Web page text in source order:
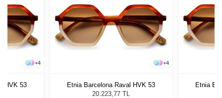
+4
HVK 53
+4
Etnia Barcelona Raval HVK 53
20.223,77 TL
Etnia